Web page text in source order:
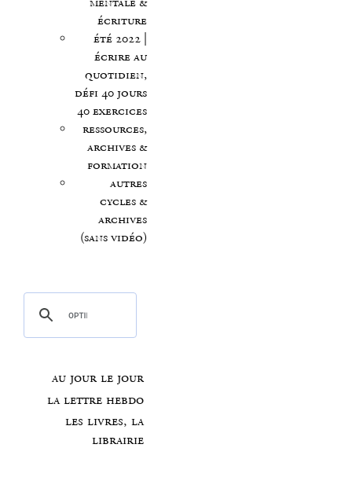
écriture
été 2022 |
écrire au
quotidien,
défi 40 jours
40 exercices
ressources,
archives &
formation
autres
cycles &
archives
(sans vidéo)
au jour le jour
la lettre hebdo
les livres, la
librairie